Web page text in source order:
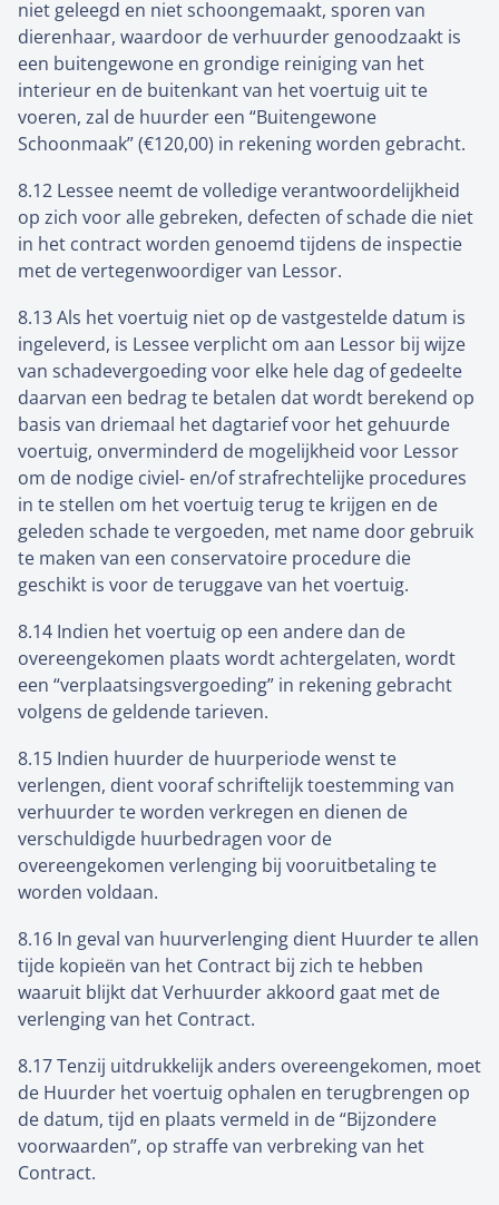
niet geleegd en niet schoongemaakt, sporen van
dierenhaar, waardoor de verhuurder genoodzaakt is
een buitengewone en grondige reiniging van het
interieur en de buitenkant van het voertuig uit te
voeren, zal de huurder een “Buitengewone
Schoonmaak” (€120,00) in rekening worden gebracht.
8.12 Lessee neemt de volledige verantwoordelijkheid
op zich voor alle gebreken, defecten of schade die niet
in het contract worden genoemd tijdens de inspectie
met de vertegenwoordiger van Lessor.
8.13 Als het voertuig niet op de vastgestelde datum is
ingeleverd, is Lessee verplicht om aan Lessor bij wijze
van schadevergoeding voor elke hele dag of gedeelte
daarvan een bedrag te betalen dat wordt berekend op
basis van driemaal het dagtarief voor het gehuurde
voertuig, onverminderd de mogelijkheid voor Lessor
om de nodige civiel- en/of strafrechtelijke procedures
in te stellen om het voertuig terug te krijgen en de
geleden schade te vergoeden, met name door gebruik
te maken van een conservatoire procedure die
geschikt is voor de teruggave van het voertuig.
8.14 Indien het voertuig op een andere dan de
overeengekomen plaats wordt achtergelaten, wordt
een “verplaatsingsvergoeding” in rekening gebracht
volgens de geldende tarieven.
8.15 Indien huurder de huurperiode wenst te
verlengen, dient vooraf schriftelijk toestemming van
verhuurder te worden verkregen en dienen de
verschuldigde huurbedragen voor de
overeengekomen verlenging bij vooruitbetaling te
worden voldaan.
8.16 In geval van huurverlenging dient Huurder te allen
tijde kopieën van het Contract bij zich te hebben
waaruit blijkt dat Verhuurder akkoord gaat met de
verlenging van het Contract.
8.17 Tenzij uitdrukkelijk anders overeengekomen, moet
de Huurder het voertuig ophalen en terugbrengen op
de datum, tijd en plaats vermeld in de “Bijzondere
voorwaarden”, op straffe van verbreking van het
Contract.